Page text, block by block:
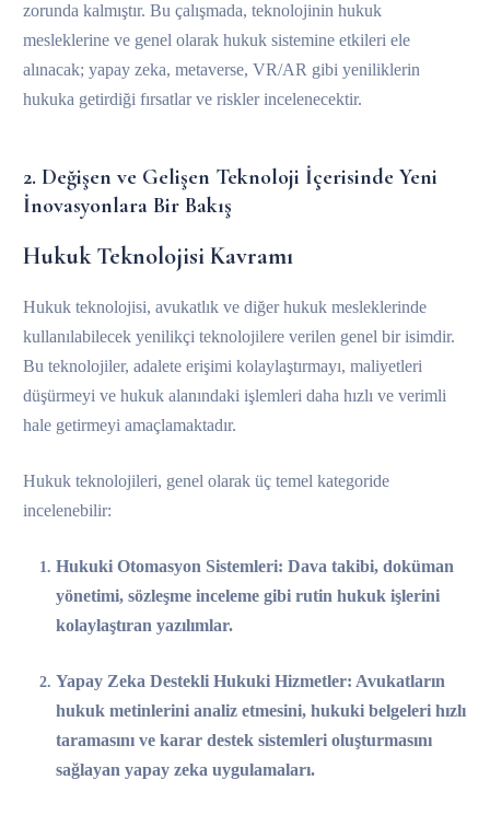
zorunda kalmıştır. Bu çalışmada, teknolojinin hukuk
mesleklerine ve genel olarak hukuk sistemine etkileri ele
alınacak; yapay zeka, metaverse, VR/AR gibi yeniliklerin
hukuka getirdiği fırsatlar ve riskler incelenecektir.
2. Değişen ve Gelişen Teknoloji İçerisinde Yeni
İnovasyonlara Bir Bakış
Hukuk Teknolojisi Kavramı
Hukuk teknolojisi, avukatlık ve diğer hukuk mesleklerinde
kullanılabilecek yenilikçi teknolojilere verilen genel bir isimdir.
Bu teknolojiler, adalete erişimi kolaylaştırmayı, maliyetleri
düşürmeyi ve hukuk alanındaki işlemleri daha hızlı ve verimli
hale getirmeyi amaçlamaktadır.
Hukuk teknolojileri, genel olarak üç temel kategoride
incelenebilir:
Hukuki Otomasyon Sistemleri: Dava takibi, doküman
yönetimi, sözleşme inceleme gibi rutin hukuk işlerini
kolaylaştıran yazılımlar.
Yapay Zeka Destekli Hukuki Hizmetler: Avukatların
hukuk metinlerini analiz etmesini, hukuki belgeleri hızlı
taramasını ve karar destek sistemleri oluşturmasını
sağlayan yapay zeka uygulamaları.